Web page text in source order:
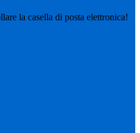
la casella di posta elettronica!